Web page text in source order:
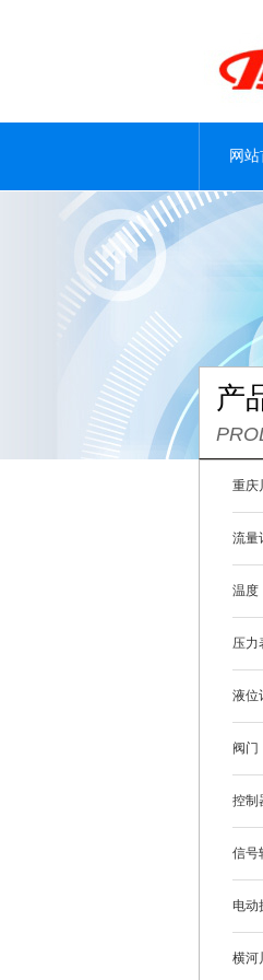
网
产
重庆
流量
温度
压力
液位
阀门
控制
信号
电动
横河